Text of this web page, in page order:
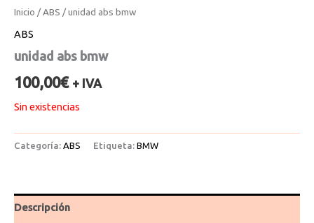
Inicio /ABS / unidad abs bmw
ABS
unidad abs bmw
100,00€ + IVA
Sin existencias
Categoría: ABS Etiqueta: BMW
Descripción